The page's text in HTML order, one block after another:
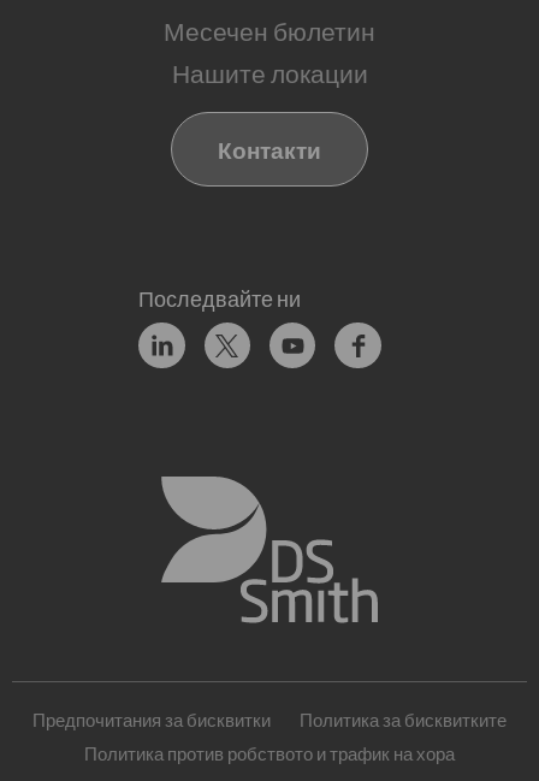
Месечен бюлетин
Нашите локации
Контакти
Последвайте ни
Предпочитания за бисквитки
Политика за бисквитките
Политика против робството и трафик на хора